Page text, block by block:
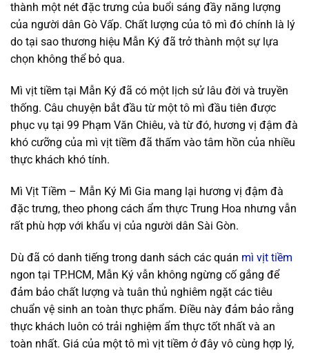
thành một nét đặc trưng của buổi sáng đầy năng lượng
của người dân Gò Vấp. Chất lượng của tô mì đó chính là lý
do tại sao thương hiệu Mẫn Ký đã trở thành một sự lựa
chọn không thể bỏ qua.
Mì vịt tiềm tại Mẫn Ký đã có một lịch sử lâu đời và truyền
thống. Câu chuyện bắt đầu từ một tô mì đầu tiên được
phục vụ tại 99 Phạm Văn Chiêu, và từ đó, hương vị đậm đà
khó cưỡng của mì vịt tiềm đã thấm vào tâm hồn của nhiều
thực khách khó tính.
Mì Vịt Tiềm – Mẫn Ký Mì Gia mang lại hương vị đậm đà
đặc trưng, theo phong cách ẩm thực Trung Hoa nhưng vẫn
rất phù hợp với khẩu vị của người dân Sài Gòn.
Dù đã có danh tiếng trong danh sách các quán mì vịt tiềm
ngon tại TP.HCM, Mẫn Ký vẫn không ngừng cố gắng để
đảm bảo chất lượng và tuân thủ nghiêm ngặt các tiêu
chuẩn vệ sinh an toàn thực phẩm. Điều này đảm bảo rằng
thực khách luôn có trải nghiệm ẩm thực tốt nhất và an
toàn nhất. Giá của một tô mì vịt tiềm ở đây vô cùng hợp lý,